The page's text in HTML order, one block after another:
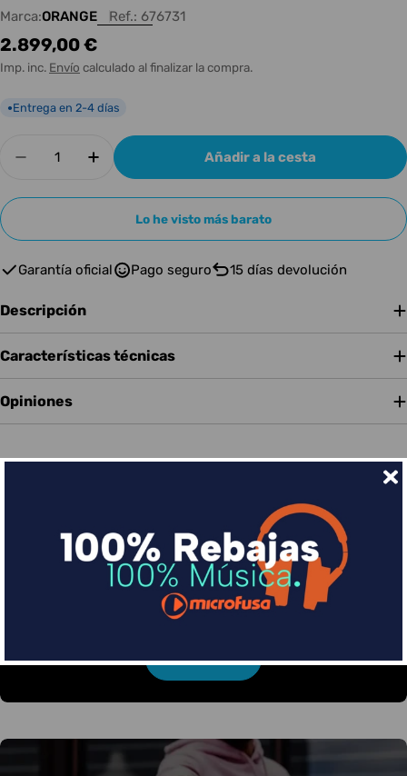
Marca:ORANGE Ref.: 676731
Precio
habitual
2.899,00 €
Imp. inc. Envío calculado al finalizar la compra.
●Entrega en 2-4 días
Disminuir cantidad para ORANGE
Aumentar cantidad para ORANGE
Añadir a la cesta
Lo he visto más barato
Garantía oficial Pago seguro 15 días devolución
Descripción
Características técnicas
Opiniones
Financia tus compras con Sequra
Divide en 3 sin coste o hasta en 18 meses por una
pequeña cuota al mes con Sequra
Más info